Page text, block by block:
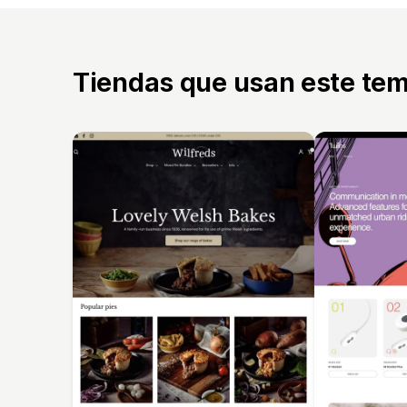
Tiendas que usan este